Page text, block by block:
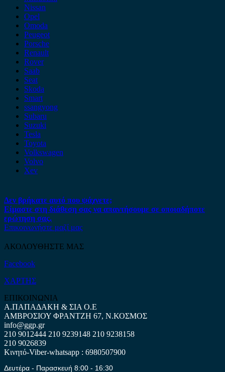
Nissan
Opel
Omoda
Peugeot
Porsche
Renault
Rover
Saab
Seat
Skoda
Smart
ssangyong
Subaru
Suzuki
Tesla
Toyota
Volkswagen
Volvo
Xev
Δεν βρήκατε αυτό που ψάχνετε;
Είμαστε στη διάθεση σας να απαντήσουμε σε οποιαδήποτε
ερώτηση σας.
Επικοινωνήστε μαζί μας
ΑΚΟΛΟΥΘΗΣΤΕ ΜΑΣ
Facebook
ΧΑΡΤΗΣ
ΕΠΙΚΟΙΝΩΝΙΑ
Α.ΠΑΠΑΔΑΚΗ & ΣΙΑ Ο.Ε
ΑΜΒΡΟΣΙΟΥ ΦΡΑΝΤΖΗ 67, Ν.ΚΟΣΜΟΣ
info@ggp.gr
210 9012444 210 9239148 210 9238158
210 9026839
Κινητό-Viber-whatsapp : 6980507900
Δευτέρα - Παρασκευή 8:00 - 16:30